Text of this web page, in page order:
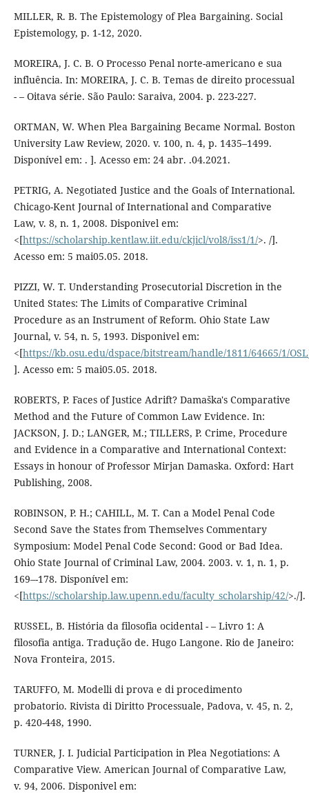
MILLER, R. B. The Epistemology of Plea Bargaining. Social
Epistemology, p. 1-12, 2020.
MOREIRA, J. C. B. O Processo Penal norte-americano e sua
influência. In: MOREIRA, J. C. B. Temas de direito processual
- – Oitava série. São Paulo: Saraiva, 2004. p. 223-227.
ORTMAN, W. When Plea Bargaining Became Normal. Boston
University Law Review, 2020. v. 100, n. 4, p. 1435–1499.
Disponível em: . ]. Acesso em: 24 abr. .04.2021.
PETRIG, A. Negotiated Justice and the Goals of International.
Chicago-Kent Journal of International and Comparative
Law, v. 8, n. 1, 2008. Disponivel em:
<[https://scholarship.kentlaw.iit.edu/ckjicl/vol8/iss1/1/>. /].
Acesso em: 5 mai05.05. 2018.
PIZZI, W. T. Understanding Prosecutorial Discretion in the
United States: The Limits of Comparative Criminal
Procedure as an Instrument of Reform. Ohio State Law
Journal, v. 54, n. 5, 1993. Disponivel em:
<[https://kb.osu.edu/dspace/bitstream/handle/1811/64665/1/
]. Acesso em: 5 mai05.05. 2018.
ROBERTS, P. Faces of Justice Adrift? Damaška's Comparative
Method and the Future of Common Law Evidence. In:
JACKSON, J. D.; LANGER, M.; TILLERS, P. Crime, Procedure
and Evidence in a Comparative and International Context:
Essays in honour of Professor Mirjan Damaska. Oxford: Hart
Publishing, 2008.
ROBINSON, P. H.; CAHILL, M. T. Can a Model Penal Code
Second Save the States from Themselves Commentary
Symposium: Model Penal Code Second: Good or Bad Idea.
Ohio State Journal of Criminal Law, 2004. 2003. v. 1, n. 1, p.
169–-178. Disponível em:
<[https://scholarship.law.upenn.edu/faculty_scholarship/42/>./].
RUSSEL, B. História da filosofia ocidental - – Livro 1: A
filosofia antiga. Tradução de. Hugo Langone. Rio de Janeiro:
Nova Fronteira, 2015.
TARUFFO, M. Modelli di prova e di procedimento
probatorio. Rivista di Diritto Processuale, Padova, v. 45, n. 2,
p. 420-448, 1990.
TURNER, J. I. Judicial Participation in Plea Negotiations: A
Comparative View. American Journal of Comparative Law,
v. 94, 2006. Disponivel em: